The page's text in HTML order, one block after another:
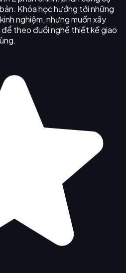
Khóa học hướng tới những
nghiệm, nhưng muốn xây
theo đuổi nghề thiết kế giao